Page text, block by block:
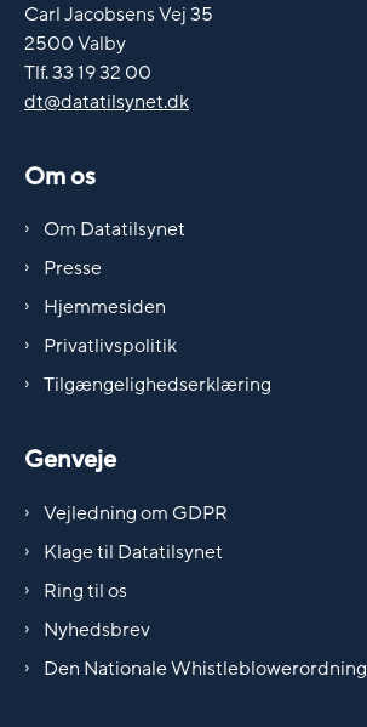
Carl Jacobsens Vej 35
2500 Valby
Tlf. 33 19 32 00
dt@datatilsynet.dk
Om os
Om Datatilsynet
Presse
Hjemmesiden
Privatlivspolitik
Tilgængelighedserklæring
Genveje
Vejledning om GDPR
Klage til Datatilsynet
Ring til os
Nyhedsbrev
Den Nationale Whistleblowerordning